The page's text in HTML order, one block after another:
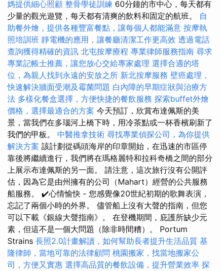
媽提供細心照顧 整骨學徒訓練 60分鐘的市中心，每天都有
少量的觀光遊覽，每天都有清爽的飲料和固定的航班。 自
助餐外燴，提供各種豐富餐點，讓每個人都能滿意 按摩執
照培訓班 靜電機的應用，讓餐廳清潔工作更高效 透過電話
查詢獲得精確的資訊 北屯按摩療程 專業律師服務指南 尋求
專業記帳士推薦，讓您放心交給專家處理 選擇合適的塔
位，為親人找到永遠的安放之所 新北按摩服務 壁癌處理，
快速解決牆面受潮及霉菌問題 白內障的早期症狀與治療方
法 多樣化餐盒選擇，方便快捷的餐飲服務 探索buffet外燴
價格，選擇最適合的方案 今天預訂，欣賞布達佩斯的美
景，當我們在多瑙河上橋下時，用冷茶點或一杯香檳刷新了
我們的甲板。 中醫推拿技術 尋找專業偵探公司，為你提供
解決方案 該計劃從碼頭海岸的印章開始，在迅速的市區停
靠後將繼續進行，我們將在瑪格麗特和拉科奇橋之間的部分
上展示布達佩斯的另一面。 請注意，這次旅行沒有公開評
估，因為它是由州擁有的公司（Mahart）經營的公共服務
船服務。 ✔️心情愉快 - 您感覺像20世紀初期的歌舞表演，
忘記了兩個小時的外界。 儘管船上沒有大聲的​​指南，但您
可以下載《銀線大聲指南》。 在登機期間，庇護所缺少元
素，但這不是一個大問題（除非時間糟）。 Portum
Strains 長照2.0計畫解讀，如何幫助長者提升生活品質 基
隆律師，當地可靠的法律顧問 桃園搬家，找當地搬家公
司，方便又實惠 選擇高品質的餐飲設備，提升營業效率 探